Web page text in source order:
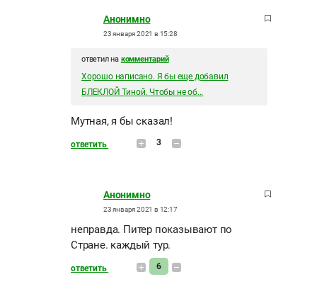
Анонимно
23 января 2021 в 15:28
ответил на комментарий
Хорошо написано. Я бы еще добавил
БЛЕКЛОЙ Тиной. Чтобы не об...
Мутная, я бы сказал!
ответить 3
Анонимно
23 января 2021 в 12:17
неправда. Питер показывают по
Стране. каждый тур.
ответить 6